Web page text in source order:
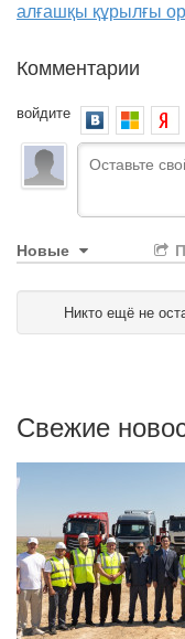
алғашқы құрылғы
Комментарии
войдите
Новые
Никто ещё не
Свежие